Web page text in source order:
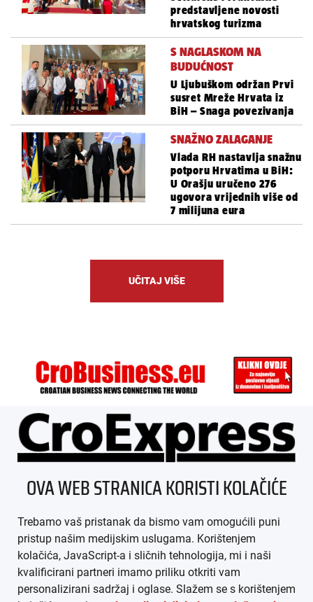
predstavljene novosti
hrvatskog turizma
S NAGLASKOM NA
BUDUĆNOST
U Ljubuškom održan Prvi
susret Mreže Hrvata iz
BiH – Snaga povezivanja
SNAŽNO ZALAGANJE
Vlada RH nastavlja snažnu
potporu Hrvatima u BiH:
U Orašju uručeno 276
ugovora vrijednih više od
7 milijuna eura
UČITAJ VIŠE
ÜBER UNS
IMPRESSUM
AGB
DATENSCHUTZ
MEDIADATEN
OVA WEB STRANICA KORISTI KOLAČIĆE
Trebamo vaš pristanak da bismo vam omogućili puni
pristup našim medijskim uslugama. Korištenjem
kolačića, JavaScript-a i sličnih tehnologija, mi i naši
kvalificirani partneri imamo priliku otkriti vam
personalizirani sadržaj i oglase. Slažem se s korištenjem